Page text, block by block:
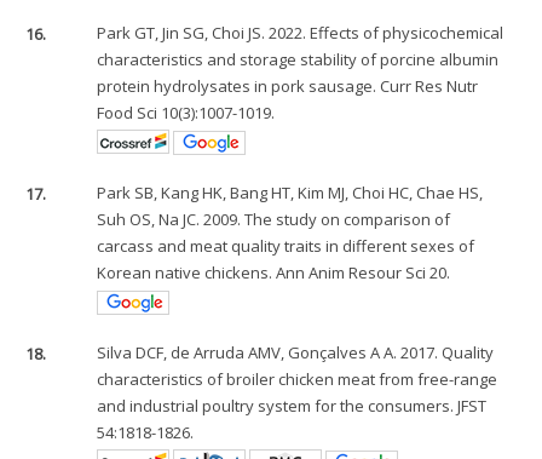
16.
Park GT, Jin SG, Choi JS. 2022. Effects of physicochemical
characteristics and storage stability of porcine albumin
protein hydrolysates in pork sausage. Curr Res Nutr
Food Sci 10(3):1007-1019.
17.
Park SB, Kang HK, Bang HT, Kim MJ, Choi HC, Chae HS,
Suh OS, Na JC. 2009. The study on comparison of
carcass and meat quality traits in different sexes of
Korean native chickens. Ann Anim Resour Sci 20.
18.
Silva DCF, de Arruda AMV, Gonçalves A A. 2017. Quality
characteristics of broiler chicken meat from free-range
and industrial poultry system for the consumers. JFST
54:1818-1826.